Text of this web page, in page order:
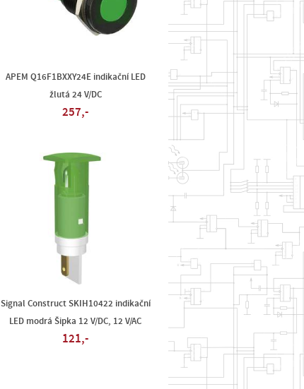
APEM Q16F1BXXY24E indikační LED
žlutá 24 V/DC
257,-
Signal Construct SKIH10422 indikační
LED modrá Šipka 12 V/DC, 12 V/AC
121,-